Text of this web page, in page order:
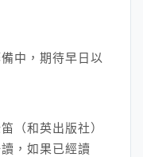
中，期待早日以
（和英出版社）
，如果已經讀